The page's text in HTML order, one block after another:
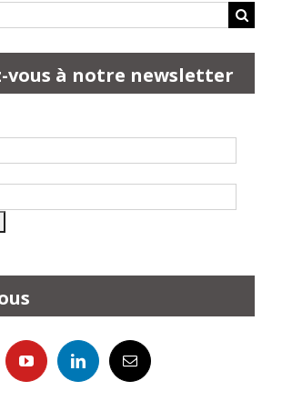
vous à notre newsletter